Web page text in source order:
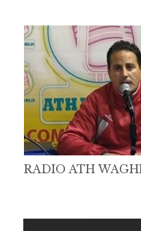
RADIO ATH